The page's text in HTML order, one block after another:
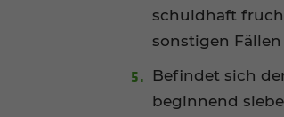
schuldhaft
sonstigen
Befindet sich
beginnend